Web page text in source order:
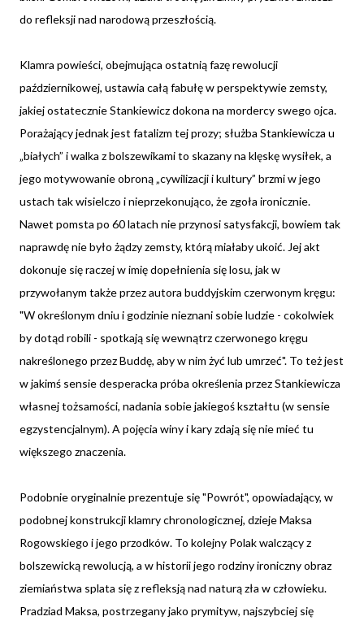
do refleksji nad narodową przeszłością.
Klamra powieści, obejmująca ostatnią fazę rewolucji
październikowej, ustawia całą fabułę w perspektywie zemsty,
jakiej ostatecznie Stankiewicz dokona na mordercy swego ojca.
Porażający jednak jest fatalizm tej prozy; służba Stankiewicza u
„białych” i walka z bolszewikami to skazany na klęskę wysiłek, a
jego motywowanie obroną „cywilizacji i kultury” brzmi w jego
ustach tak wisielczo i nieprzekonująco, że zgoła ironicznie.
Nawet pomsta po 60 latach nie przynosi satysfakcji, bowiem tak
naprawdę nie było żądzy zemsty, którą miałaby ukoić. Jej akt
dokonuje się raczej w imię dopełnienia się losu, jak w
przywołanym także przez autora buddyjskim czerwonym kręgu:
"W określonym dniu i godzinie nieznani sobie ludzie - cokolwiek
by dotąd robili - spotkają się wewnątrz czerwonego kręgu
nakreślonego przez Buddę, aby w nim żyć lub umrzeć". To też jest
w jakimś sensie desperacka próba określenia przez Stankiewicza
własnej tożsamości, nadania sobie jakiegoś kształtu (w sensie
egzystencjalnym). A pojęcia winy i kary zdają się nie mieć tu
większego znaczenia.
Podobnie oryginalnie prezentuje się "Powrót", opowiadający, w
podobnej konstrukcji klamry chronologicznej, dzieje Maksa
Rogowskiego i jego przodków. To kolejny Polak walczący z
bolszewicką rewolucją, a w historii jego rodziny ironiczny obraz
ziemiaństwa splata się z refleksją nad naturą zła w człowieku.
Pradziad Maksa, postrzegany jako prymityw, najszybciej się